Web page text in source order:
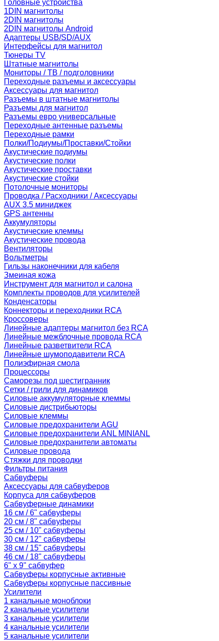
Головные устройства
1DIN магнитолы
2DIN магнитолы
2DIN магнитолы Android
Адаптеры USB/SD/AUX
Интерфейсы для магнитол
Тюнеры TV
Штатные магнитолы
Мониторы / ТВ / подголовники
Переходные разъемы и аксессуары
Аксессуары для магнитол
Разъемы в штатные магнитолы
Разъемы для магнитол
Разъемы евро универсальные
Переходные антенные разъемы
Переходные рамки
Полки/Подиумы/Проставки/Стойки
Акустические подиумы
Акустические полки
Акустические проставки
Акустические стойки
Потолочные мониторы
Проводка / Расходники / Аксессуары
AUX 3.5 миниджек
GPS антенны
Аккумуляторы
Акустические клеммы
Акустические провода
Вентиляторы
Вольтметры
Гильзы наконечники для кабеля
Змеиная кожа
Инструмент для магнитол и салона
Комплекты проводов для усилителей
Конденсаторы
Коннекторы и переходники RCA
Кроссоверы
Линейные адаптеры магнитол без RCA
Линейные межблочные провода RCA
Линейные разветвители RCA
Линейные шумоподавители RCA
Полиэфирная смола
Процессоры
Саморезы под шестигранник
Сетки / грили для динамиков
Силовые аккумуляторные клеммы
Силовые дистрибьюторы
Силовые клеммы
Силовые предохранители AGU
Силовые предохранители ANL MINIANL
Силовые предохранители автоматы
Силовые провода
Стяжки для проводки
Фильтры питания
Сабвуферы
Аксессуары для сабвуферов
Корпуса для сабвуферов
Сабвуферные динамики
16 см / 6" сабвуферы
20 см / 8" сабвуферы
25 см / 10" сабвуферы
30 см / 12" сабвуферы
38 см / 15" сабвуферы
46 см / 18" сабвуферы
6" x 9" сабвуфер
Сабвуферы корпусные активные
Сабвуферы корпусные пассивные
Усилители
1 канальные моноблоки
2 канальные усилители
3 канальные усилители
4 канальные усилители
5 канальные усилители